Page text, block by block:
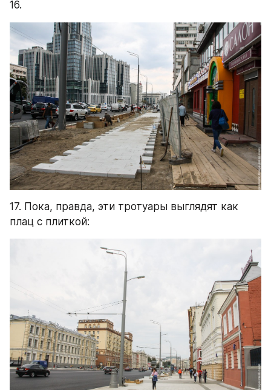
16.
17. Пока, правда, эти тротуары выглядят как
плац с плиткой: